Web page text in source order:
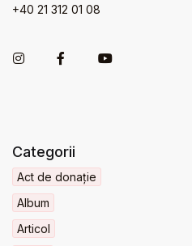
+40 21 312 01 08
Categorii
Act de donație
Album
Articol